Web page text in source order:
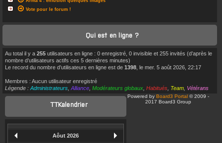
Vote pour le forum !
Qui est en ligne ?
Au total il y a 255 utilisateurs en ligne : 0 enregistré, 0 invisible et 255 invités (d’après le
nombre d’utilisateurs actifs ces 5 dernières minutes)
Le record du nombre d’utilisateurs en ligne est de 1398 , le mer. 5 août 2026, 22:17
Membres : Aucun utilisateur enregistré
Légende : Administrateurs Alliance Modérateurs globaux Habitués Team Vétérans
TTKalendrier
Aôut 2026
Powered by Board3 Portal© 2009 -
2017 Board3 Group